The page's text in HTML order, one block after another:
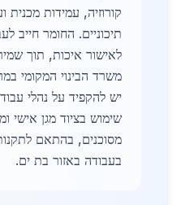
קורוזיה, עמידות מכנית
תיכוניים. החומר חייב
משרד הבינוי המקומי
יש להקפיד על נהלי
שימוש בציוד מגן אישי
מסוכנים, בהתאם
בעבודה באזור בת ים.